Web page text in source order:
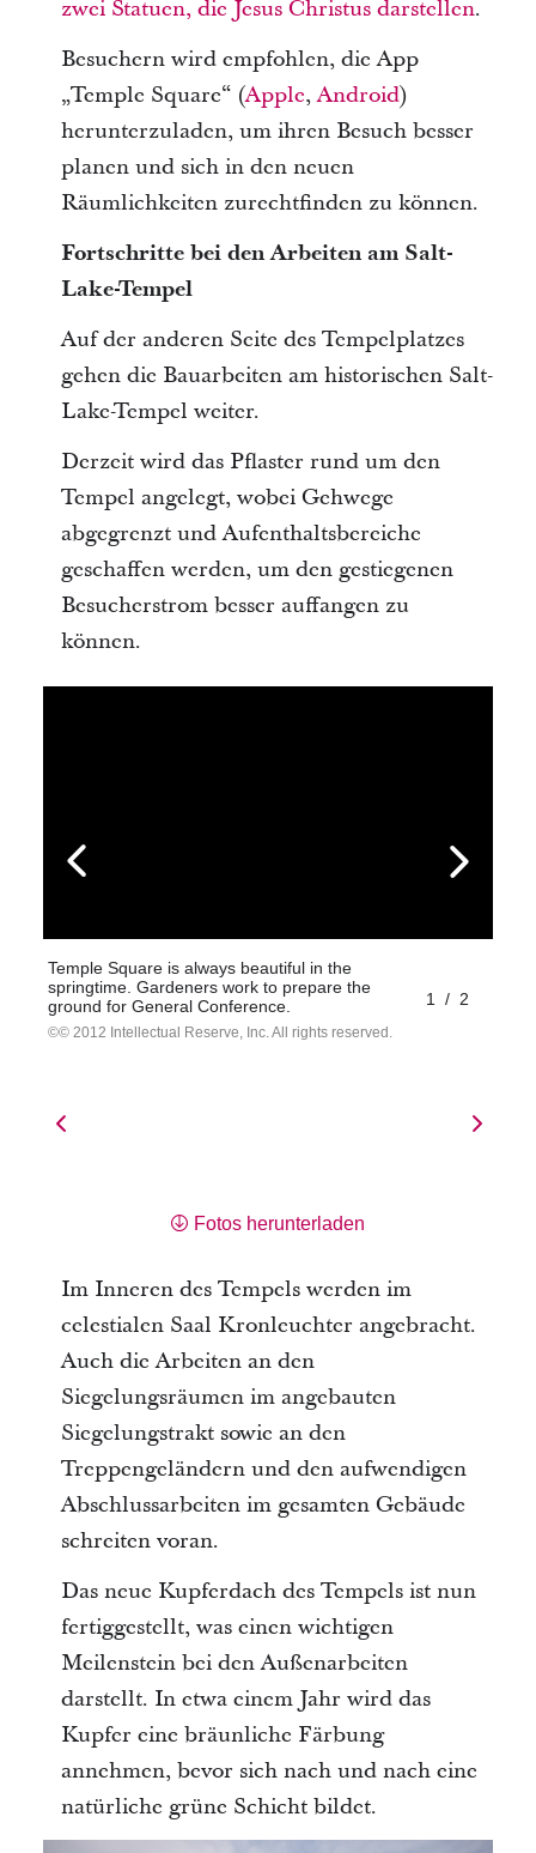
zwei Statuen, die Jesus Christus darstellen.
Besuchern wird empfohlen, die App
„Temple Square“ (Apple,Android)
herunterzuladen, um ihren Besuch besser
planen und sich in den neuen
Räumlichkeiten zurechtfinden zu können.
Fortschritte bei den Arbeiten am Salt-
Lake-Tempel
Auf der anderen Seite des Tempelplatzes
gehen die Bauarbeiten am historischen Salt-
Lake-Tempel weiter.
Derzeit wird das Pflaster rund um den
Tempel angelegt, wobei Gehwege
abgegrenzt und Aufenthaltsbereiche
geschaffen werden, um den gestiegenen
Besucherstrom besser auffangen zu
können.
Temple Square is always beautiful in the
springtime. Gardeners work to prepare the
ground for General Conference.
© 2012 Intellectual Reserve, Inc. All rights reserved.
1 / 2
Fotos herunterladen
Im Inneren des Tempels werden im
celestialen Saal Kronleuchter angebracht.
Auch die Arbeiten an den
Siegelungsräumen im angebauten
Siegelungstrakt sowie an den
Treppengeländern und den aufwendigen
Abschlussarbeiten im gesamten Gebäude
schreiten voran.
Das neue Kupferdach des Tempels ist nun
fertiggestellt, was einen wichtigen
Meilenstein bei den Außenarbeiten
darstellt. In etwa einem Jahr wird das
Kupfer eine bräunliche Färbung
annehmen, bevor sich nach und nach eine
natürliche grüne Schicht bildet.